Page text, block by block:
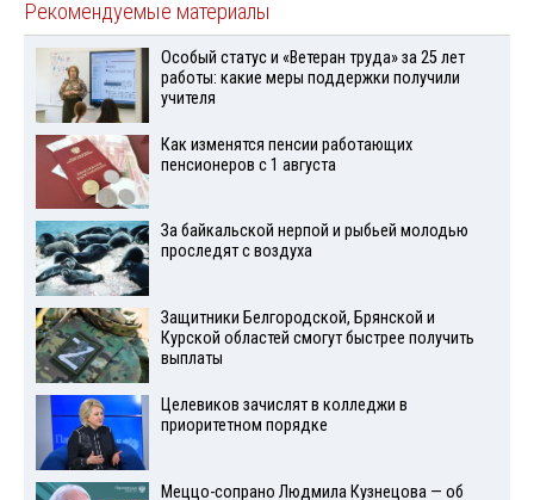
Рекомендуемые материалы
Особый статус и «Ветеран труда» за 25 лет
работы: какие меры поддержки получили
учителя
Как изменятся пенсии работающих
пенсионеров с 1 августа
За байкальской нерпой и рыбьей молодью
проследят с воздуха
Защитники Белгородской, Брянской и
Курской областей смогут быстрее получить
выплаты
Целевиков зачислят в колледжи в
приоритетном порядке
Меццо-сопрано Людмила Кузнецова — об